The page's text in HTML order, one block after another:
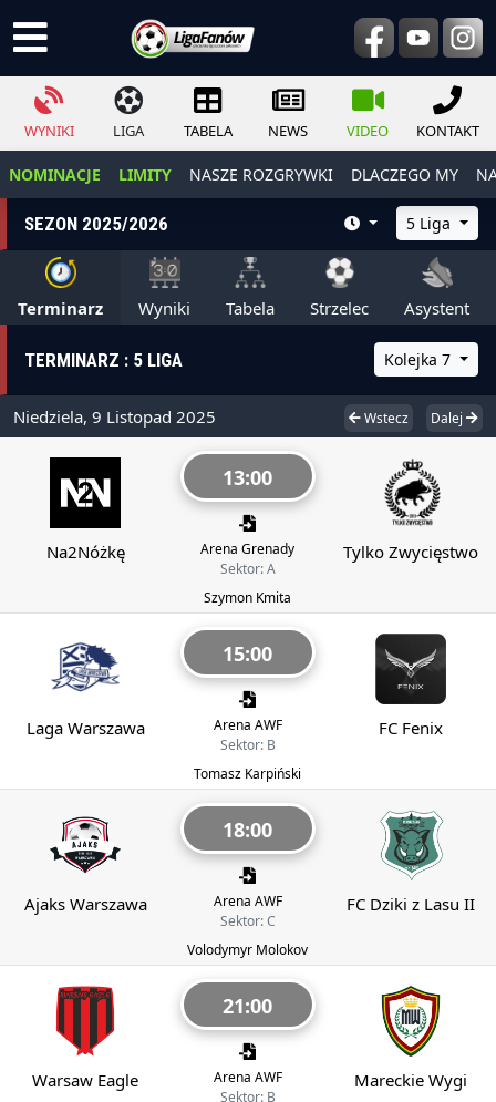
WYNIKI LIGA TABELA NEWS VIDEO KONTAKT
NOMINACJE LIMITY NASZE ROZGRYWKI DLACZEGO MY
SEZON 2025/2026 5 Liga
Terminarz Wyniki Tabela Strzelec Asystent
TERMINARZ : 5 LIGA Kolejka 7
Niedziela, 9 Listopad 2025 Wstecz Dalej
Na2Nóżkę
13:00
Arena Grenady
Sektor: A
Szymon Kmita
Tylko Zwycięstwo
Laga Warszawa
15:00
Arena AWF
Sektor: B
Tomasz Karpiński
FC Fenix
Ajaks Warszawa
18:00
Arena AWF
Sektor: C
Volodymyr Molokov
FC Dziki z Lasu II
Warsaw Eagle
21:00
Arena AWF
Sektor: B
Mareckie Wygi